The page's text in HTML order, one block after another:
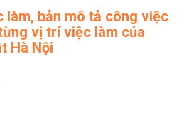
làm, bản mô tả công việc
vị trí việc làm của
Hà Nội